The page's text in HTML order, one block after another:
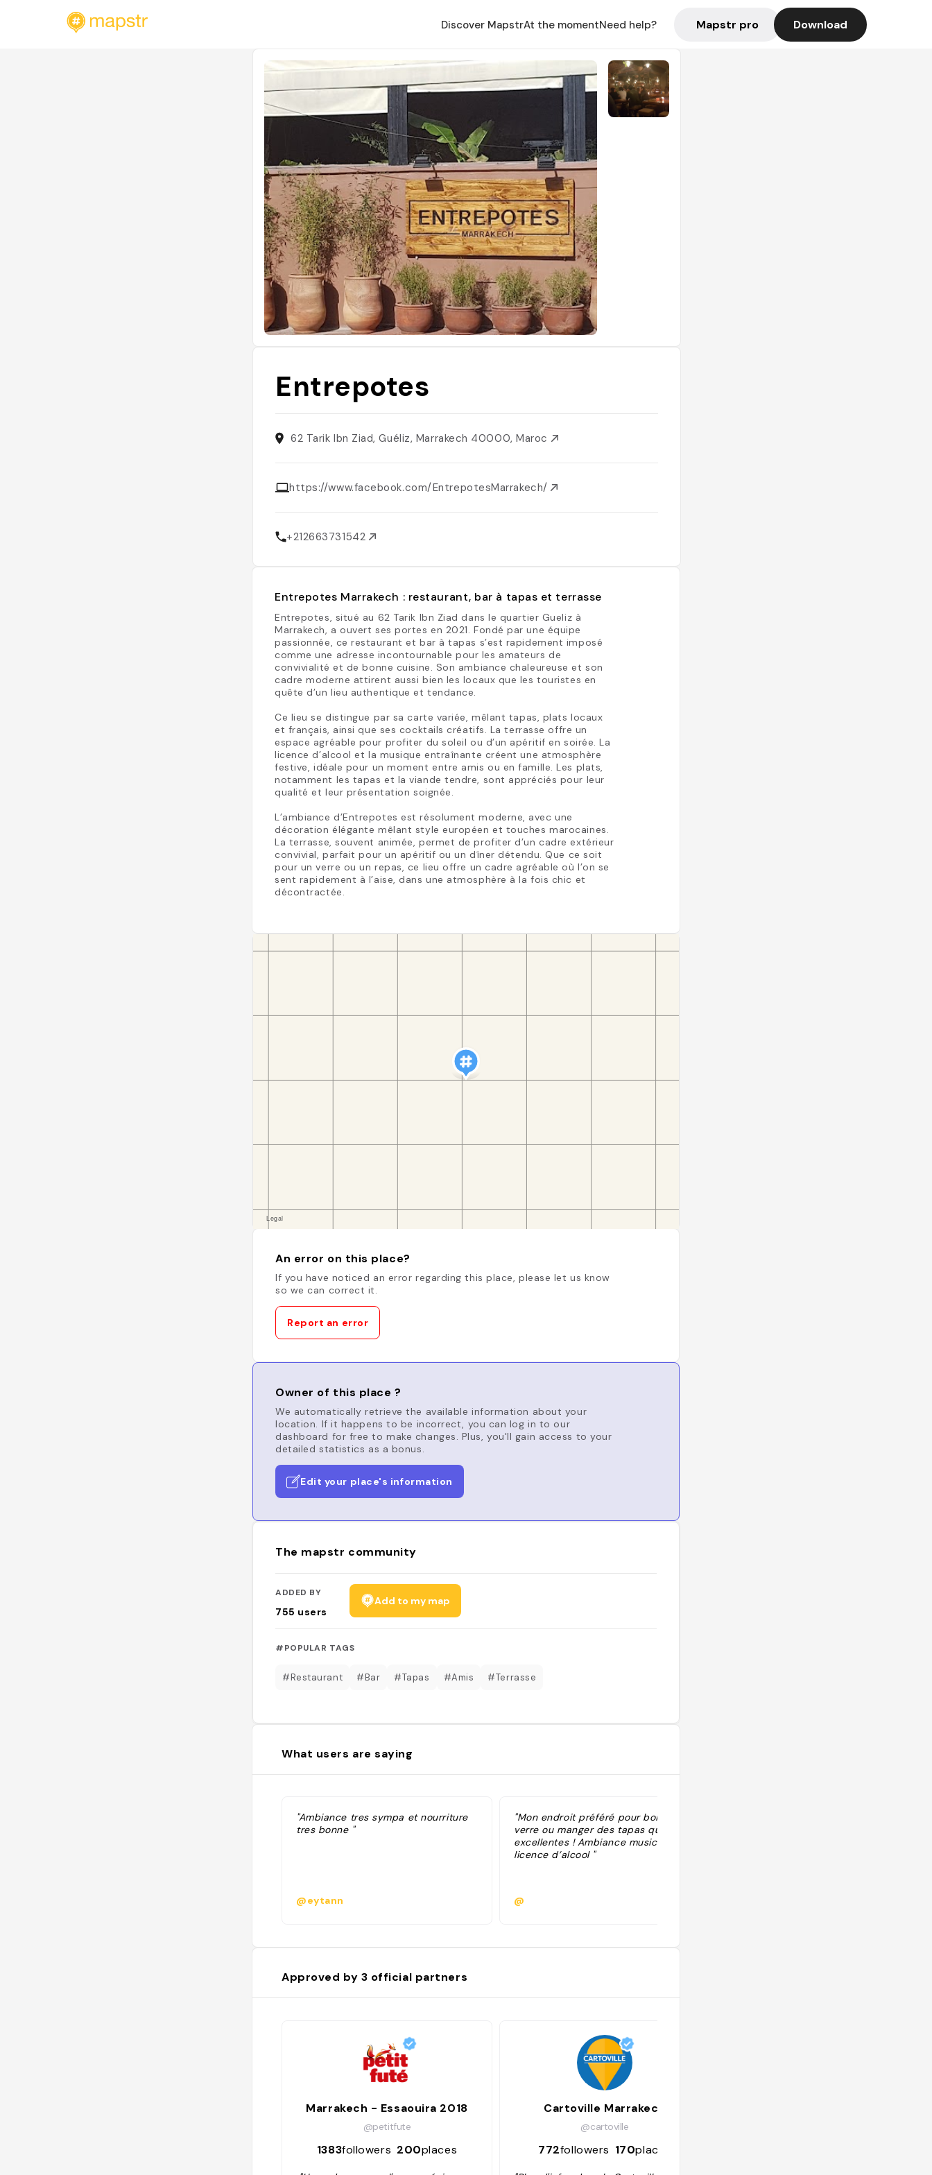
Discover MapstrAt the momentNeed help? Mapstr pro Download
Entrepotes
62 Tarik Ibn Ziad, Guéliz, Marrakech 40000, Maroc
https://www.facebook.com/EntrepotesMarrakech/
+212663731542
Entrepotes Marrakech : restaurant, bar à tapas et terrasse
Entrepotes, situé au 62 Tarik Ibn Ziad dans le quartier Gueliz à
Marrakech, a ouvert ses portes en 2021. Fondé par une équipe
passionnée, ce restaurant et bar à tapas s’est rapidement imposé
comme une adresse incontournable pour les amateurs de
convivialité et de bonne cuisine. Son ambiance chaleureuse et son
cadre moderne attirent aussi bien les locaux que les touristes en
quête d’un lieu authentique et tendance.
Ce lieu se distingue par sa carte variée, mêlant tapas, plats locaux
et français, ainsi que ses cocktails créatifs. La terrasse offre un
espace agréable pour profiter du soleil ou d’un apéritif en soirée. La
licence d’alcool et la musique entraînante créent une atmosphère
festive, idéale pour un moment entre amis ou en famille. Les plats,
notamment les tapas et la viande tendre, sont appréciés pour leur
qualité et leur présentation soignée.
L’ambiance d’Entrepotes est résolument moderne, avec une
décoration élégante mêlant style européen et touches marocaines.
La terrasse, souvent animée, permet de profiter d’un cadre extérieur
convivial, parfait pour un apéritif ou un dîner détendu. Que ce soit
pour un verre ou un repas, ce lieu offre un cadre agréable où l’on se
sent rapidement à l’aise, dans une atmosphère à la fois chic et
décontractée.
An error on this place?
If you have noticed an error regarding this place, please let us know
so we can correct it.
Report an error
Owner of this place ?
We automatically retrieve the available information about your
location. If it happens to be incorrect, you can log in to our
dashboard for free to make changes. Plus, you'll gain access to your
detailed statistics as a bonus.
Edit your place's information
The mapstr community
ADDED BY
755 users
Add to my map
#POPULAR TAGS
#Restaurant #Bar #Tapas #Amis #Terrasse
What users are saying
"Ambiance tres sympa et nourriture
tres bonne "
@eytann
"Mon endroit préféré pour boire un
verre ou manger des tapas qui sont
excellentes ! Ambiance musicale et
licence d’alcool "
@
Approved by 3 official partners
Marrakech - Essaouira 2018
@petitfute
1383followers 200places
Cartoville Marrakech
@cartoville
772followers 170places